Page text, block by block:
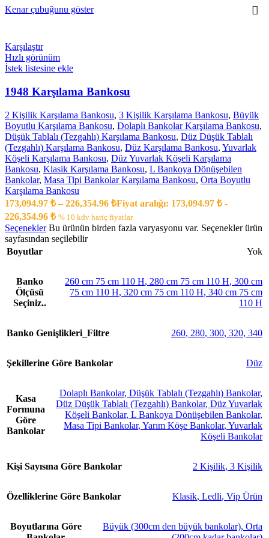
Kenar çubuğunu göster
Karşılaştır
Hızlı görünüm
İstek listesine ekle
1948 Karşılama Bankosu
2 Kişilik Karşılama Bankosu, 3 Kişilik Karşılama Bankosu, Büyük
Boyutlu Karşılama Bankosu, Dolaplı Bankolar Karşılama Bankosu,
Düşük Tablalı (Tezgahlı) Karşılama Bankosu, Düz Düşük Tablalı
(Tezgahlı) Karşılama Bankosu, Düz Karşılama Bankosu, Yuvarlak
Köşeli Karşılama Bankosu, Düz Yuvarlak Köşeli Karşılama
Bankosu, Klasik Karşılama Bankosu, L Bankoya Dönüşebilen
Bankolar, Masa Tipi Bankolar Karşılama Bankosu, Orta Boyutlu
Karşılama Bankosu
173,094.97 ₺ –226,354.96 ₺Fiyat aralığı: 173,094.97 ₺ -
226,354.96 ₺ % 10 kdv hariç fiyatlar
Seçenekler Bu ürünün birden fazla varyasyonu var. Seçenekler ürün
sayfasından seçilebilir
Boyutlar
Yok
Banko
Ölçüsü
Seçiniz..
260 cm 75 cm 110 H, 280 cm 75 cm 110 H, 300 cm
75 cm 110 H, 320 cm 75 cm 110 H, 340 cm 75 cm
110 H
Banko Genişlikleri_Filtre 260, 280, 300, 320, 340
Şekillerine Göre Bankolar Düz
Kasa
Formuna
Göre
Bankolar
Dolaplı Bankolar, Düşük Tablalı (Tezgahlı) Bankolar,
Düz Düşük Tablalı (Tezgahlı) Bankolar, Düz Yuvarlak
Köşeli Bankolar, L Bankoya Dönüşebilen Bankolar,
Masa Tipi Bankolar, Yarım Köşe Bankolar, Yuvarlak
Köşeli Bankolar
Kişi Sayısına Göre Bankolar 2 Kişilik, 3 Kişilik
Özelliklerine Göre Bankolar Klasik, Ledli, Vip Ürün
Boyutlarına Göre
Büyük (300cm den büyük bankolar), Orta